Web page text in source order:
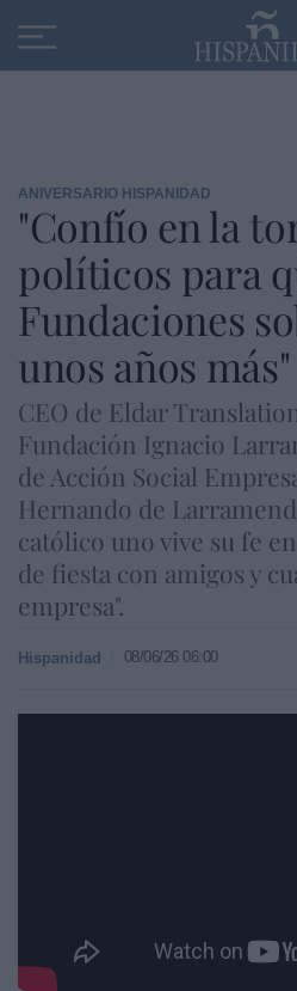
ANIVERSARIO HISPANIDAD
"Confío en la
políticos para
Fundaciones
unos años más"
CEO de Eldar
Fundación Ignacio
de Acción Social
Hernando de
católico uno vive su fe
de fiesta con amigos y
empresa".
Hispanidad 08/06/26 06:00